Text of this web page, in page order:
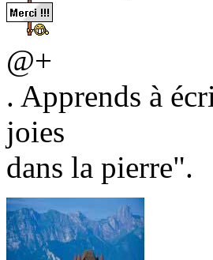
@+
. Apprends à
joies
dans la pierre".